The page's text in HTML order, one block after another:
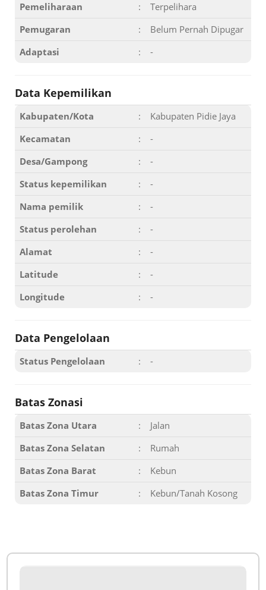
Pemeliharaan :
Terpelihara
Pemugaran
:
Belum Pernah Dipugar
Adaptasi
: -
Data Kepemilikan
Kabupaten/Kota :
Kabupaten Pidie Jaya
Kecamatan
:
-
Desa/Gampong
:
-
Status kepemilikan
:
-
Nama pemilik
:
-
Status perolehan
:
-
Alamat
:
-
Latitude
:
-
Longitude
: -
Data Pengelolaan
Status Pengelolaan : -
Batas Zonasi
Batas Zona Utara :
Jalan
Batas Zona Selatan
:
Rumah
Batas Zona Barat
:
Kebun
Batas Zona Timur
: Kebun/Tanah Kosong